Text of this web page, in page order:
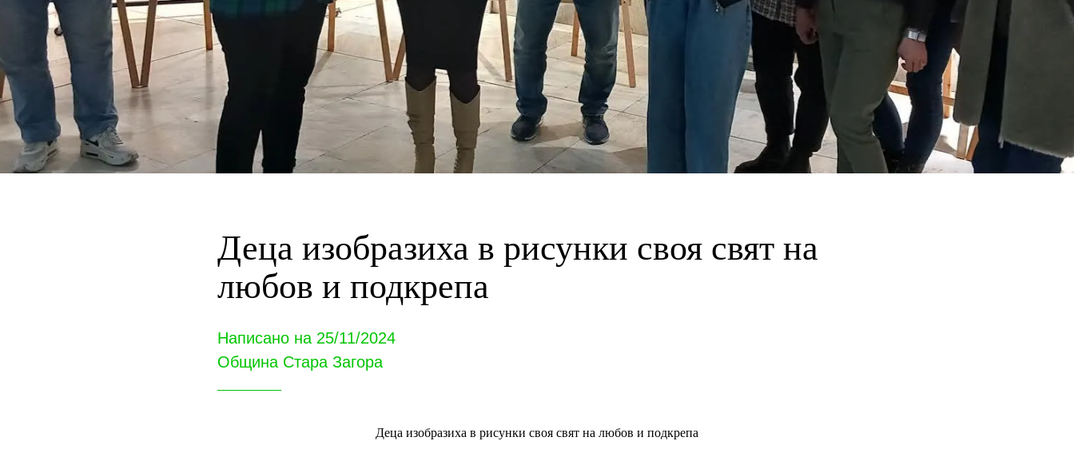
Деца изобразиха в рисунки своя свят на
любов и подкрепа
Написано на 25/11/2024
Община Стара Загора
Деца изобразиха в рисунки своя свят на любов и подкрепа